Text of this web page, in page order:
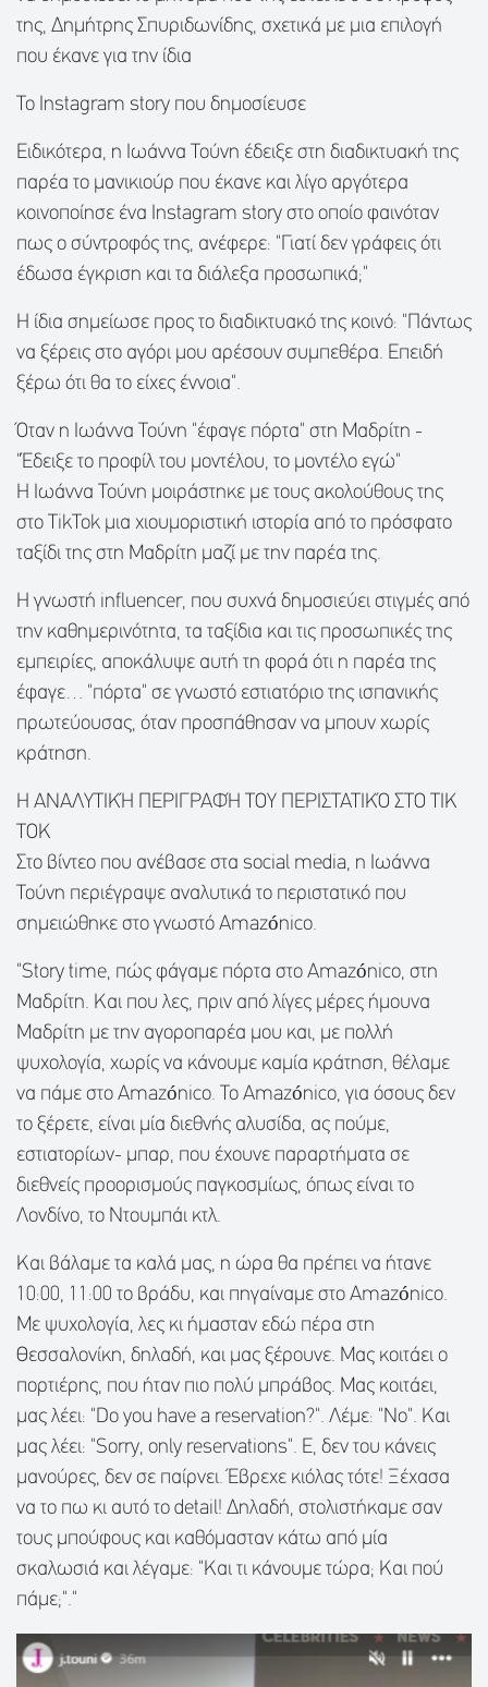
της, Δημήτρης Σπυριδωνίδης, σχετικά με μια επιλογή
που έκανε για την ίδια
Το Instagram story που δημοσίευσε
Ειδικότερα, η Ιωάννα Τούνη έδειξε στη διαδικτυακή της
παρέα το μανικιούρ που έκανε και λίγο αργότερα
κοινοποίησε ένα Instagram story στο οποίο φαινόταν
πως ο σύντροφός της, ανέφερε: "Γιατί δεν γράφεις ότι
έδωσα έγκριση και τα διάλεξα προσωπικά;"
Η ίδια σημείωσε προς το διαδικτυακό της κοινό: "Πάντως
να ξέρεις στο αγόρι μου αρέσουν συμπεθέρα. Επειδή
ξέρω ότι θα το είχες έννοια".
Όταν η Ιωάννα Τούνη "έφαγε πόρτα" στη Μαδρίτη -
"Έδειξε το προφίλ του μοντέλου, το μοντέλο εγώ"
Η Ιωάννα Τούνη μοιράστηκε με τους ακολούθους της
στο TikTok μια χιουμοριστική ιστορία από το πρόσφατο
ταξίδι της στη Μαδρίτη μαζί με την παρέα της.
Η γνωστή influencer, που συχνά δημοσιεύει στιγμές από
την καθημερινότητα, τα ταξίδια και τις προσωπικές της
εμπειρίες, αποκάλυψε αυτή τη φορά ότι η παρέα της
έφαγε… "πόρτα" σε γνωστό εστιατόριο της ισπανικής
πρωτεύουσας, όταν προσπάθησαν να μπουν χωρίς
κράτηση.
Η ΑΝΑΛΥΤΙΚΉ ΠΕΡΙΓΡΑΦΉ ΤΟΥ ΠΕΡΙΣΤΑΤΙΚΌ ΣΤΟ TIK
TOK
Στο βίντεο που ανέβασε στα social media, η Ιωάννα
Τούνη περιέγραψε αναλυτικά το περιστατικό που
σημειώθηκε στο γνωστό Amazónico.
"Story time, πώς φάγαμε πόρτα στο Amazónico, στη
Μαδρίτη. Και που λες, πριν από λίγες μέρες ήμουνα
Μαδρίτη με την αγοροπαρέα μου και, με πολλή
ψυχολογία, χωρίς να κάνουμε καμία κράτηση, θέλαμε
να πάμε στο Amazónico. Το Amazónico, για όσους δεν
το ξέρετε, είναι μία διεθνής αλυσίδα, ας πούμε,
εστιατορίων- μπαρ, που έχουνε παραρτήματα σε
διεθνείς προορισμούς παγκοσμίως, όπως είναι το
Λονδίνο, το Ντουμπάι κτλ.
Και βάλαμε τα καλά μας, η ώρα θα πρέπει να ήτανε
10:00, 11:00 το βράδυ, και πηγαίναμε στο Amazónico.
Με ψυχολογία, λες κι ήμασταν εδώ πέρα στη
Θεσσαλονίκη, δηλαδή, και μας ξέρουνε. Μας κοιτάει ο
πορτιέρης, που ήταν πιο πολύ μπράβος. Μας κοιτάει,
μας λέει: "Do you have a reservation?". Λέμε: "No". Και
μας λέει: "Sorry, only reservations". Ε, δεν του κάνεις
μανούρες, δεν σε παίρνει. Έβρεχε κιόλας τότε! Ξέχασα
να το πω κι αυτό το detail! Δηλαδή, στολιστήκαμε σαν
τους μπούφους και καθόμασταν κάτω από μία
σκαλωσιά και λέγαμε: "Και τι κάνουμε τώρα; Και πού
πάμε;"."